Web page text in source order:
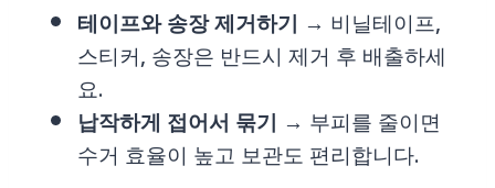
테이프와 송장 제거하기 → 비닐테이프,
스티커, 송장은 반드시 제거 후 배출하세
요.
납작하게 접어서 묶기 → 부피를 줄이면
수거 효율이 높고 보관도 편리합니다.